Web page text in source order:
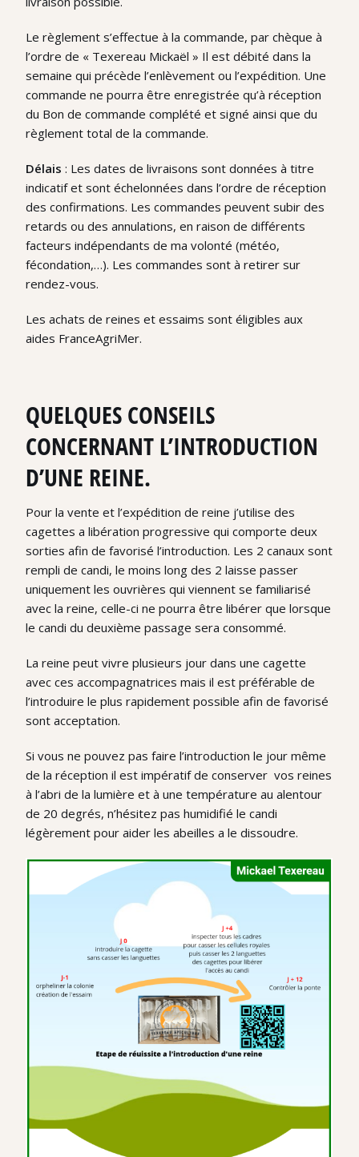
Le règlement s’effectue à la commande, par chèque à
l’ordre de « Texereau Mickaël » Il est débité dans la
semaine qui précède l’enlèvement ou l’expédition. Une
commande ne pourra être enregistrée qu’à réception
du Bon de commande complété et signé ainsi que du
règlement total de la commande.
Délais : Les dates de livraisons sont données à titre
indicatif et sont échelonnées dans l’ordre de réception
des confirmations. Les commandes peuvent subir des
retards ou des annulations, en raison de différents
facteurs indépendants de ma volonté (météo,
fécondation,…). Les commandes sont à retirer sur
rendez-vous.
Les achats de reines et essaims sont éligibles aux
aides FranceAgriMer.
QUELQUES CONSEILS
CONCERNANT L’INTRODUCTION
D’UNE REINE.
Pour la vente et l’expédition de reine j’utilise des
cagettes a libération progressive qui comporte deux
sorties afin de favorisé l’introduction. Les 2 canaux sont
rempli de candi, le moins long des 2 laisse passer
uniquement les ouvrières qui viennent se familiarisé
avec la reine, celle-ci ne pourra être libérer que lorsque
le candi du deuxième passage sera consommé.
La reine peut vivre plusieurs jour dans une cagette
avec ces accompagnatrices mais il est préférable de
l’introduire le plus rapidement possible afin de favorisé
sont acceptation.
Si vous ne pouvez pas faire l’introduction le jour même
de la réception il est impératif de conserver vos reines
à l’abri de la lumière et à une température au alentour
de 20 degrés, n’hésitez pas humidifié le candi
légèrement pour aider les abeilles a le dissoudre.